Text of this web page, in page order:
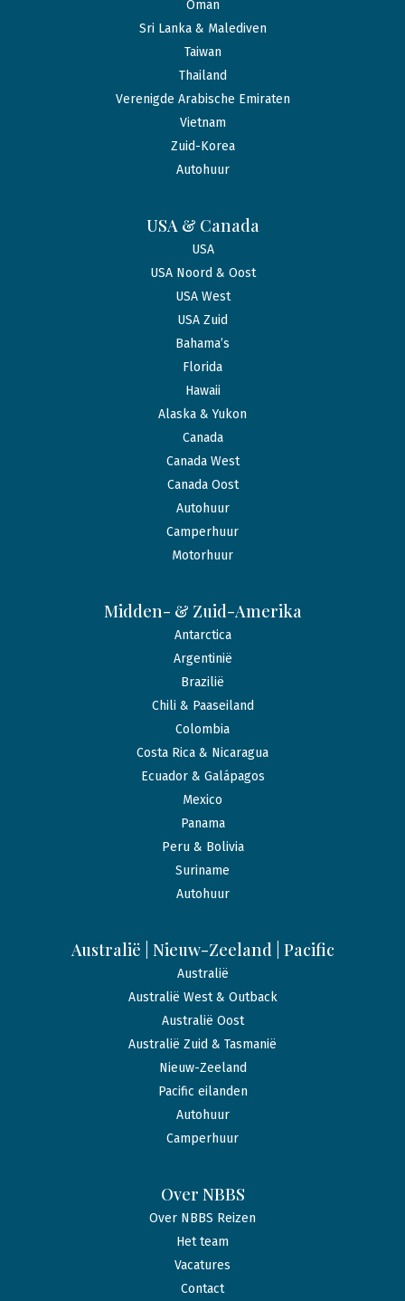
Oman
Sri Lanka & Malediven
Taiwan
Thailand
Verenigde Arabische Emiraten
Vietnam
Zuid-Korea
Autohuur
USA & Canada
USA
USA Noord & Oost
USA West
USA Zuid
Bahama’s
Florida
Hawaii
Alaska & Yukon
Canada
Canada West
Canada Oost
Autohuur
Camperhuur
Motorhuur
Midden- & Zuid-Amerika
Antarctica
Argentinië
Brazilië
Chili & Paaseiland
Colombia
Costa Rica & Nicaragua
Ecuador & Galápagos
Mexico
Panama
Peru & Bolivia
Suriname
Autohuur
Australië | Nieuw-Zeeland | Pacific
Australië
Australië West & Outback
Australië Oost
Australië Zuid & Tasmanië
Nieuw-Zeeland
Pacific eilanden
Autohuur
Camperhuur
Over NBBS
Over NBBS Reizen
Het team
Vacatures
Contact